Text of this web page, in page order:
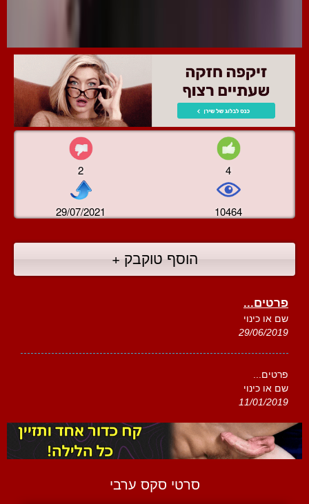
2 4
29/07/2021 10464
הוסף טוקבק +
פרטים...
שם או כינוי
29/06/2019
פרטים...
שם או כינוי
11/01/2019
סרטי סקס ערבי